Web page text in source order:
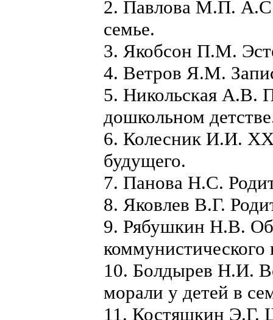
2. Павлова М.П. А.С.
семье.
3. Якобсон П.М.
4. Ветров Я.М.
5. Никольская А.В.
дошкольном
6. Колесник И.И.
будущего.
7. Панова Н.С.
8. Яковлев В.Г.
9. Рябушкин Н.В.
коммунистического
10. Болдырев Н.И.
морали у детей в
11. Костяшкин Э.Г.